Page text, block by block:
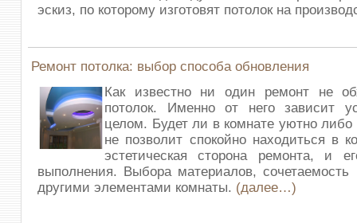
эскиз, по которому изготовят потолок на
Ремонт потолка: выбор способа обновления
Как известно ни один ремонт не
потолок. Именно от него зависит
целом. Будет ли в комнате уютно либо
не позволит спокойно находиться в
эстетическая сторона ремонта, и
выполнения. Выбора материалов, сочетаемость
другими элементами комнаты. (далее…)